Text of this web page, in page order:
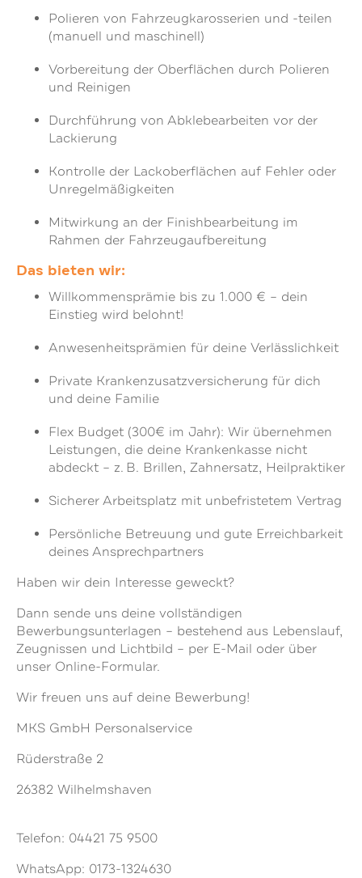
Polieren von Fahrzeugkarosserien und -teilen
(manuell und maschinell)
Vorbereitung der Oberflächen durch Polieren
und Reinigen
Durchführung von Abklebearbeiten vor der
Lackierung
Kontrolle der Lackoberflächen auf Fehler oder
Unregelmäßigkeiten
Mitwirkung an der Finishbearbeitung im
Rahmen der Fahrzeugaufbereitung
Das bieten wir:
Willkommensprämie bis zu 1.000 € – dein
Einstieg wird belohnt!
Anwesenheitsprämien für deine Verlässlichkeit
Private Krankenzusatzversicherung für dich
und deine Familie
Flex Budget (300€ im Jahr): Wir übernehmen
Leistungen, die deine Krankenkasse nicht
abdeckt – z. B. Brillen, Zahnersatz, Heilpraktiker
Sicherer Arbeitsplatz mit unbefristetem Vertrag
Persönliche Betreuung und gute Erreichbarkeit
deines Ansprechpartners
Haben wir dein Interesse geweckt?
Dann sende uns deine vollständigen
Bewerbungsunterlagen – bestehend aus Lebenslauf,
Zeugnissen und Lichtbild – per E-Mail oder über
unser Online-Formular.
Wir freuen uns auf deine Bewerbung!
MKS GmbH Personalservice
Rüderstraße 2
26382 Wilhelmshaven
Telefon: 04421 75 9500
WhatsApp: 0173-1324630